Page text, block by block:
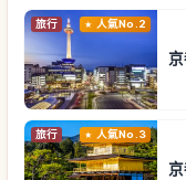
旅行 人氣No.2
旅行 人氣No.3